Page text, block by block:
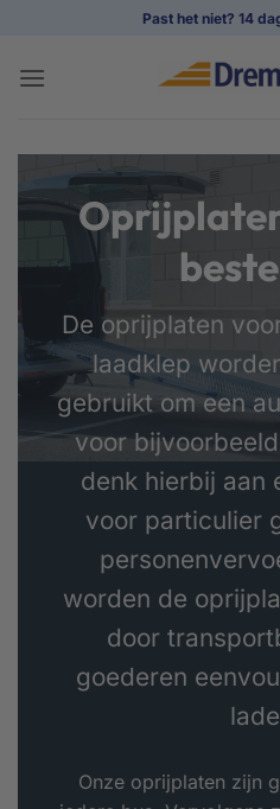
inhoud
Past het niet? 14
De oprijplaten
laadklep
gebruikt om een
voor
denk hierbij aan
voor particulier
worden de
door
goederen
Onze oprijplaten zijn